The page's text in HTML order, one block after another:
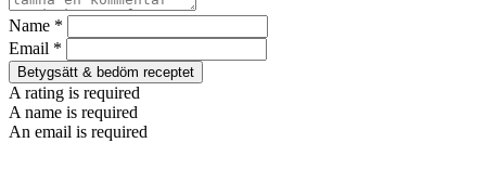
Name *
Email *
Betygsätt & bedöm receptet
A rating is required
A name is required
An email is required